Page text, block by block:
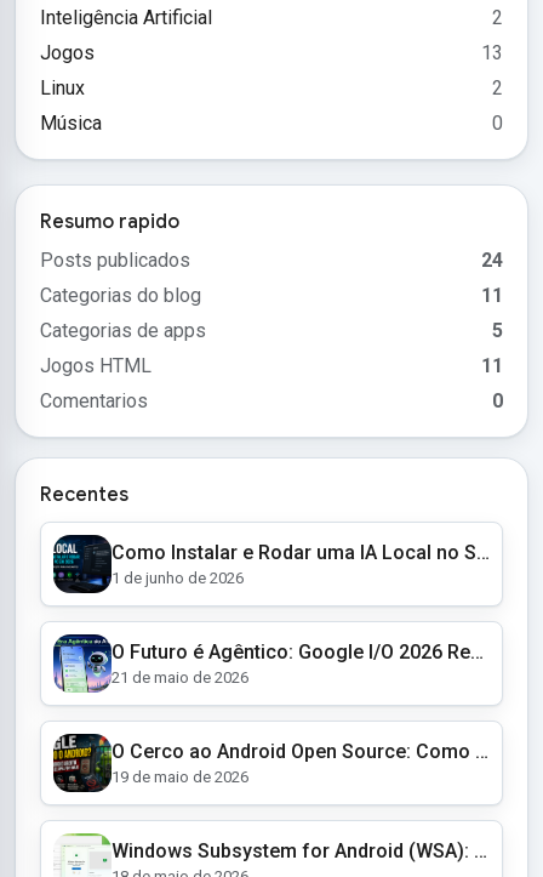
Inteligência Artificial
2
Jogos
13
Linux
2
Música
0
Resumo rapido
Posts publicados
24
Categorias do blog
11
Categorias de apps
5
Jogos HTML
11
Comentarios
0
Recentes
Como Instalar e Rodar uma IA Local no Seu PC em 2026 (Guia Completo para Iniciantes)
1 de junho de 2026
O Futuro é Agêntico: Google I/O 2026 Revela um Android Autônomo e Óculos Inteligentes
21 de maio de 2026
O Cerco ao Android Open Source: Como o Google Está Transformando o AOSP em um Jardim Murado
19 de maio de 2026
Windows Subsystem for Android (WSA): O Fim de uma Era e as Alternativas para Apps Android no Windows 11